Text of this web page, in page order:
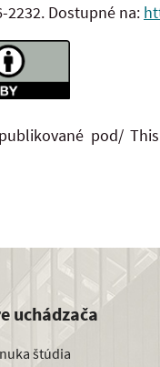
2232. Dostupné na:
pod/
uchádzača
štúdia